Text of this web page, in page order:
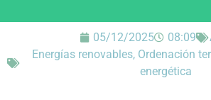
05/12/2025 08:09
Energías renovables, Ordenación
energética